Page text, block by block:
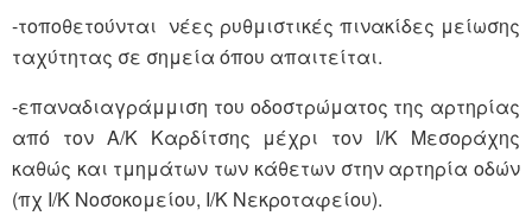
-τοποθετούνται νέες ρυθμιστικές πινακίδες μείωσης
ταχύτητας σε σημεία όπου απαιτείται.
-επαναδιαγράμμιση του οδοστρώματος της αρτηρίας
από τον Α/Κ Καρδίτσης μέχρι τον Ι/Κ Μεσοράχης
καθώς και τμημάτων των κάθετων στην αρτηρία οδών
(πχ Ι/Κ Νοσοκομείου, Ι/Κ Νεκροταφείου).